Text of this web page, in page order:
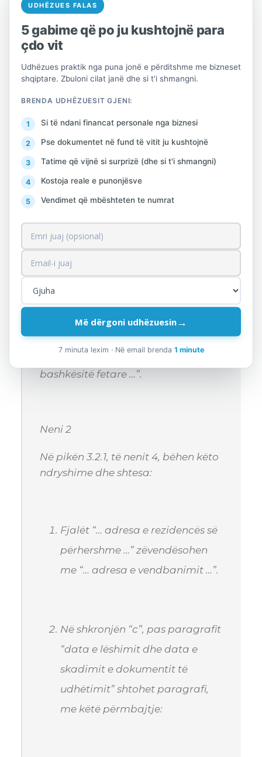
AKT NORMATIV
PËR
DISA NDRYSHIME DHE SHTESA NË
LIGJIN NR.112/2020,
Në mbështetje të nenit 101 të
ministrit të Financave dhe
Ekonomisë, Këshilli i Ministrave
Në ligjin nr.112/2020,
ndryshime dhe shtesa:
Neni 1
Në shkronjën “c”, të pikës 2, të nenit
2, fjalët “… komunitetet fetare …”
bashkësitë fetare …”.
Neni 2
Në pikën 3.2.1, të nenit 4, bëhen këto
ndryshime dhe shtesa:
Fjalët “… adresa e rezidencës së
përhershme …” zëvendësohen
me “… adresa e vendbanimit …”.
Në shkronjën “c”, pas paragrafit
“data e lëshimit dhe data e
skadimit e dokumentit të
udhëtimit” shtohet paragrafi,
me këtë përmbajtje:
UDHËZUES FALAS
5 gabime që po ju kushtojnë para
çdo vit
Udhëzues praktik nga puna jonë e përditshme me bizneset
shqiptare. Zbuloni cilat janë dhe si t'i shmangni.
BRENDA UDHËZUESIT GJENI:
Si të ndani financat personale nga biznesi
Pse dokumentet në fund të vitit ju kushtojnë
Tatime që vijnë si surprizë (dhe si t'i shmangni)
Kostoja reale e punonjësve
Vendimet që mbështeten te numrat
Më dërgoni udhëzuesin→
7 minuta lexim · Në email brenda 1 minute